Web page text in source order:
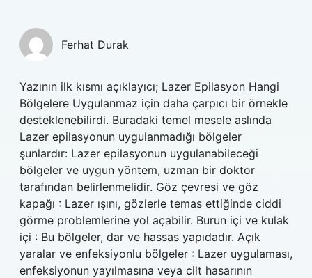
Ferhat Durak
Yazının ilk kısmı açıklayıcı; Lazer Epilasyon Hangi
Bölgelere Uygulanmaz için daha çarpıcı bir örnekle
desteklenebilirdi. Buradaki temel mesele aslında
Lazer epilasyonun uygulanmadığı bölgeler
şunlardır: Lazer epilasyonun uygulanabileceği
bölgeler ve uygun yöntem, uzman bir doktor
tarafından belirlenmelidir. Göz çevresi ve göz
kapağı : Lazer ışını, gözlerle temas ettiğinde ciddi
görme problemlerine yol açabilir. Burun içi ve kulak
içi : Bu bölgeler, dar ve hassas yapıdadır. Açık
yaralar ve enfeksiyonlu bölgeler : Lazer uygulaması,
enfeksiyonun yayılmasına veya cilt hasarının